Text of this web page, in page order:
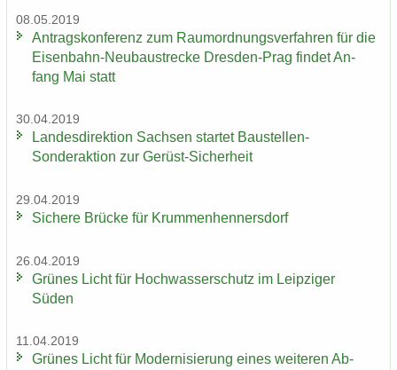
08.05.2019
An­trags­kon­fe­renz zum Raum­ord­nungs­ver­fah­ren für die
Eisenbahn-​Neubaustrecke Dresden-​Prag fin­det An­
fang Mai statt
30.04.2019
Lan­des­di­rek­ti­on Sach­sen star­tet Baustellen-​
Sonderaktion zur Gerüst-​Sicherheit
29.04.2019
Si­che­re Brü­cke für Krum­men­hen­ners­dorf
26.04.2019
Grü­nes Licht für Hoch­was­ser­schutz im Leip­zi­ger
Süden
11.04.2019
Grü­nes Licht für Mo­der­ni­sie­rung eines wei­te­ren Ab­